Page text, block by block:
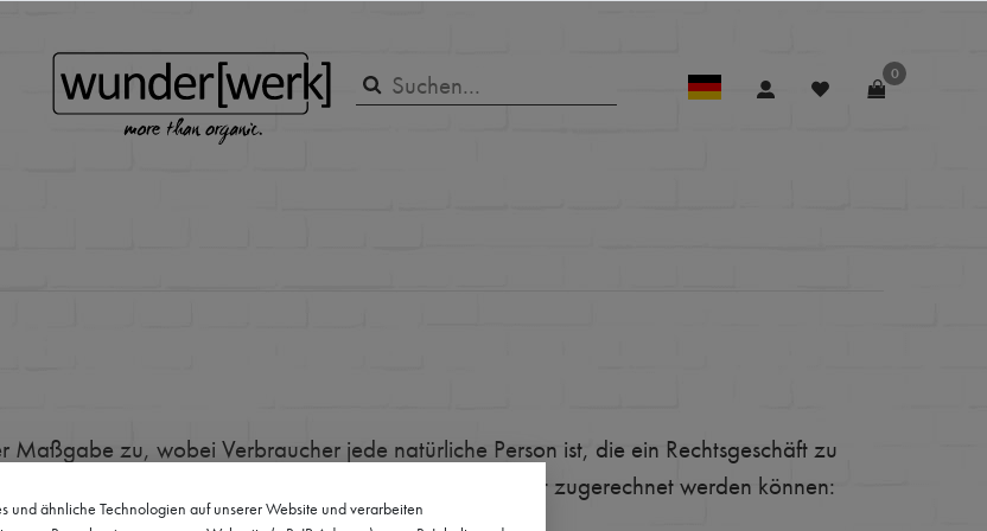
0
zu, wobei Verbraucher jede natürliche Person ist, die ein Rechtsgeschäft zu
noch ihrer selbständigen beruflichen Tätigkeit zugerechnet werden können:
und ähnliche Technologien auf unserer Website und verarbeiten